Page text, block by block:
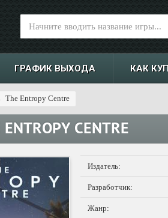
ГРАФИК ВЫХОДА КАК
The Entropy Centre
ENTROPY CENTRE
Издатель:
Разработчик:
Жанр: